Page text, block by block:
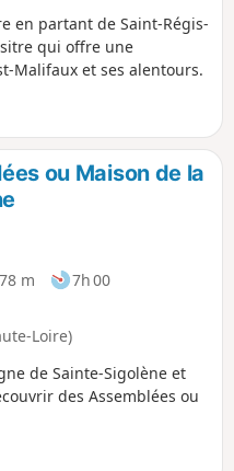
en partant de Saint-Régis-
qui offre une
Malifaux et ses alentours.
ou Maison de la
m
7h 00
Loire)
de Sainte-Sigolène et
des Assemblées ou